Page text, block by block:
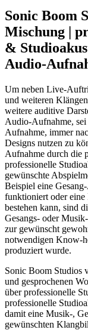
Sonic Boom
Mischung |
&
Audio-
Um neben Live-
und weiteren
weitere auditive
Audio-Aufnahme, sei
Aufnahme, immer
Designs nutzen zu
Aufnahme durch die
professionelle
gewünschte
Beispiel eine
funktioniert oder
bestehen kann, sind
Gesangs- oder
zur gewünscht
notwendigen Know-
produziert wurde.
Sonic Boom Studios
und gesprochenen
über professionelle
professionelle
damit eine Musik-,
gewünschten